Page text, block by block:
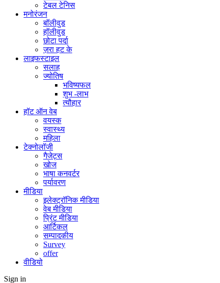
टेबल टेनिस
मनोरंजन
बॉलीवुड
हॉलीवुड
छोटा पर्दा
ज़रा हट के
लाइफस्टाइल
सलाह
ज्योतिष
भविष्यफल
शुभ -लाभ
त्यौहार
हॉट ऑन वेब
वयस्क
स्वास्थ्य
महिला
टेक्नोलॉजी
गैजेट्स
खोज
भाषा कनवर्टर
पर्यावरण
मीडिया
इलेक्ट्रॉनिक मीडिया
वेब मीडिया
प्रिंट मीडिया
आर्टिकल
सम्पादकीय
Survey
offer
वीडियो
Sign in